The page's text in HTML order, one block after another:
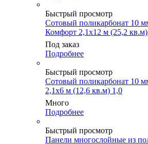
Быстрый просмотр
Сотовый поликарбонат 10
Комфорт 2,1х12 м (25,2
Под заказ
Подробнее
Быстрый просмотр
Сотовый поликарбонат 10
2,1х6 м (12,6 кв.м) 1,0
Много
Подробнее
Быстрый просмотр
Панели многослойные из